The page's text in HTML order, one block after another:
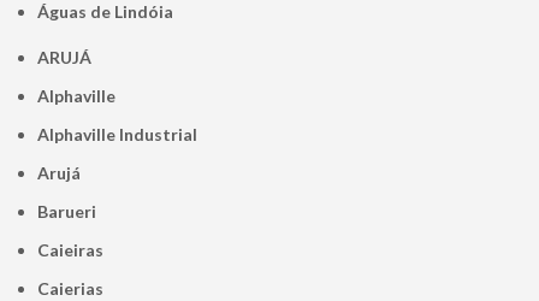
Águas de Lindóia
ARUJÁ
Alphaville
Alphaville Industrial
Arujá
Barueri
Caieiras
Caierias